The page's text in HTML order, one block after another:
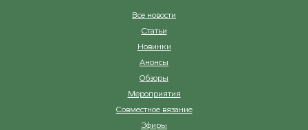
Все новости
Статьи
Новинки
Анонсы
Обзоры
Мероприятия
Совместное вязание
Эфиры